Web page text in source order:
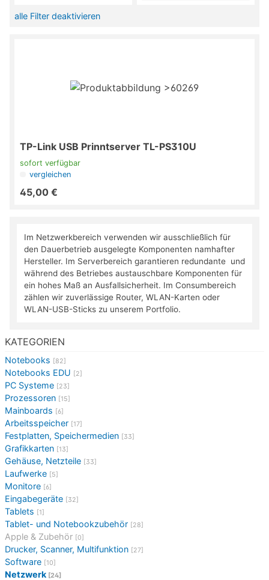
KATEGORIEN
Notebooks [82]
Notebooks EDU [2]
PC Systeme [23]
Prozessoren [15]
Mainboards [6]
Arbeitsspeicher [17]
Festplatten, Speichermedien [33]
Grafikkarten [13]
Gehäuse, Netzteile [33]
Laufwerke [5]
Monitore [6]
Eingabegeräte [32]
Tablets [1]
Tablet- und Notebookzubehör [28]
Apple & Zubehör [0]
Drucker, Scanner, Multifunktion [27]
Software [10]
Netzwerk [24]
alle Filter deaktivieren
TP-Link USB Prinntserver TL-PS310U
sofort verfügbar
vergleichen
45,00 €
Im Netzwerkbereich verwenden wir ausschließlich für
den Dauerbetrieb ausgelegte Komponenten namhafter
Hersteller. Im Serverbereich garantieren redundante und
während des Betriebes austauschbare Komponenten für
ein hohes Maß an Ausfallsicherheit. Im Consumbereich
zählen wir zuverlässige Router, WLAN-Karten oder
WLAN-USB-Sticks zu unserem Portfolio.